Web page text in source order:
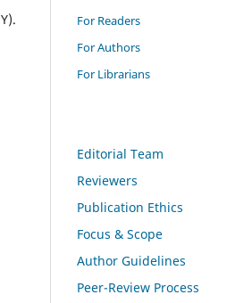
For Readers
For Authors
For Librarians
Editorial Team
Reviewers
Publication Ethics
Focus & Scope
Author Guidelines
Peer-Review Process